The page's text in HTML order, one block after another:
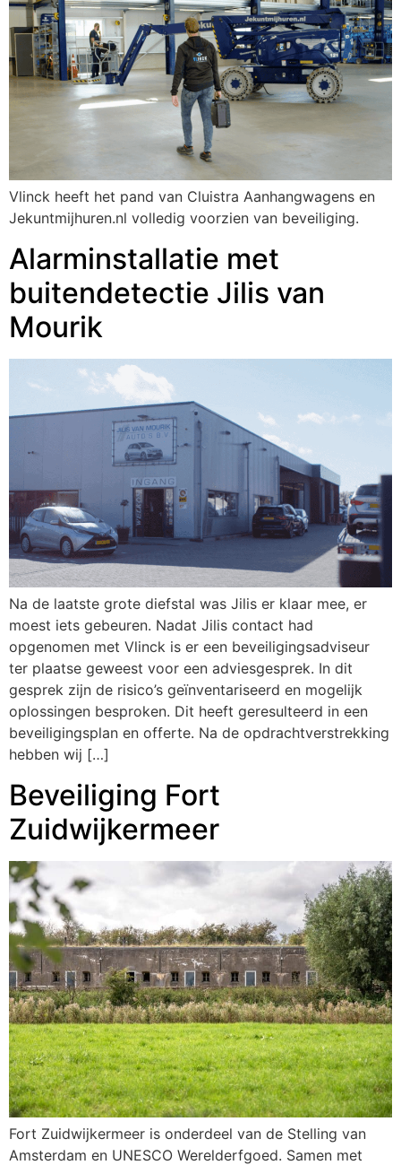
Vlinck heeft het pand van Cluistra Aanhangwagens en
Jekuntmijhuren.nl volledig voorzien van beveiliging.
Alarminstallatie met
buitendetectie Jilis van
Mourik
Na de laatste grote diefstal was Jilis er klaar mee, er
moest iets gebeuren. Nadat Jilis contact had
opgenomen met Vlinck is er een beveiligingsadviseur
ter plaatse geweest voor een adviesgesprek. In dit
gesprek zijn de risico’s geïnventariseerd en mogelijk
oplossingen besproken. Dit heeft geresulteerd in een
beveiligingsplan en offerte. Na de opdrachtverstrekking
hebben wij […]
Beveiliging Fort
Zuidwijkermeer
Fort Zuidwijkermeer is onderdeel van de Stelling van
Amsterdam en UNESCO Werelderfgoed. Samen met